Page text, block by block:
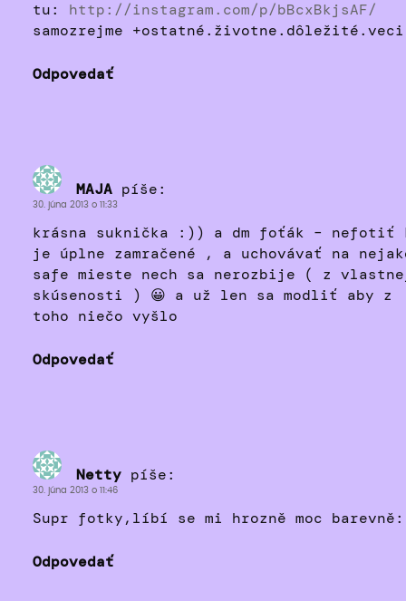
tu: http://instagram.com/p/bBcxBkjsAF/
samozrejme
Odpovedať
MAJA píše:
30. júna 2013 o 11:33
krásna suknička :)) a dm foťák – nefotiť
je úplne zamračené , a uchovávať na
safe mieste nech sa nerozbije ( z
skúsenosti ) 😀 a už len sa modliť aby z
toho niečo vyšlo
Odpovedať
Netty píše:
30. júna 2013 o 11:46
Supr fotky,líbí se mi hrozně moc
Odpovedať